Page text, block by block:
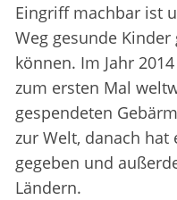
Eingriff machbar ist
Weg gesunde
können. Im Jahr
zum ersten Mal
gespendeten
zur Welt, danach hat
gegeben und
Ländern.